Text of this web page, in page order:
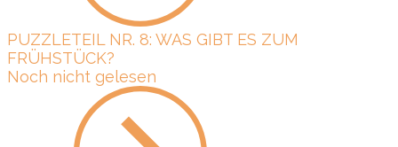
PUZZLETEIL NR. 8: WAS GIBT ES ZUM
FRÜHSTÜCK?
Noch nicht gelesen